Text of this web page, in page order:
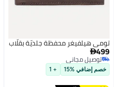
تومي هيلفيغر محفظة جلديّة بقلّاب
499
توصيل مجاني
توصيل مجاني
خصم إضافي %15 + 1